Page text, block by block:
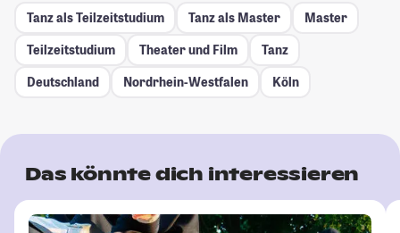
Tanz als Teilzeitstudium Tanz als Master
Master
Teilzeitstudium
Theater und Film
Tanz
Deutschland
Nordrhein-Westfalen Köln
Das könnte dich interessieren